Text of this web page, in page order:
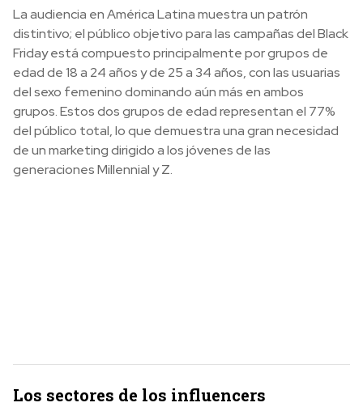
La audiencia en América Latina muestra un patrón
distintivo; el público objetivo para las campañas del Black
Friday está compuesto principalmente por grupos de
edad de 18 a 24 años y de 25 a 34 años, con las usuarias
del sexo femenino dominando aún más en ambos
grupos. Estos dos grupos de edad representan el 77%
del público total, lo que demuestra una gran necesidad
de un marketing dirigido a los jóvenes de las
generaciones Millennial y Z.
Los sectores de los influencers